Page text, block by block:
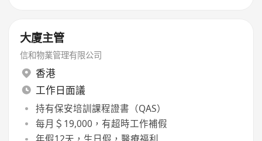
大廈主管
信和物業管理有限公司
香港
工作日面議
持有保安培訓課程證書（QAS）
每月＄19,000，有超時工作補假